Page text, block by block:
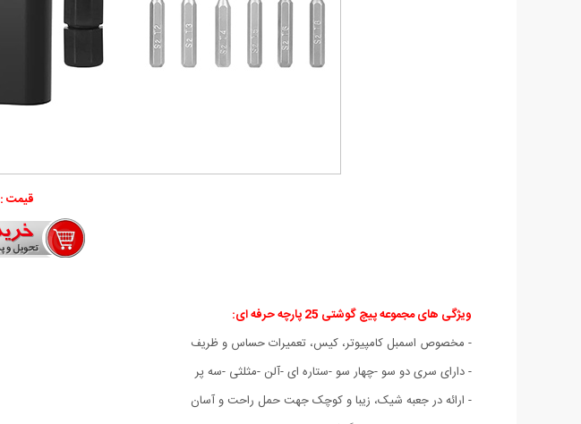
قیمت :
ویژگی های مجموعه پیچ گوشتی 25 پارچه حرفه ای:
- مخصوص اسمبل کامپیوتر، کیس، تعمیرات حساس و ظریف
- دارای سری دو سو -چهار سو -ستاره ای -آلن -مثلثی -سه پر
- ارائه در جعبه شیک، زیبا و کوچک جهت حمل راحت و آسان